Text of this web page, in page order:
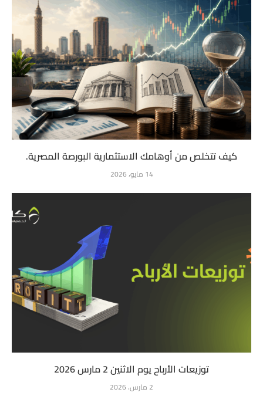
كيف تتخلص من أوهامك الاستثمارية البورصة المصرية.
14 مايو، 2026
توزيعات الأرباح يوم الاثنين 2 مارس 2026
2 مارس، 2026